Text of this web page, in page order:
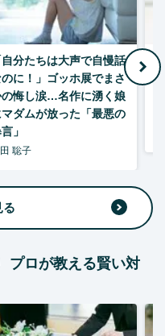
自分たちは大声で自慢話
に！」ゴッホ展でまさ
悔し涙…名作に湧く娘
マダムが放った「最悪の
」
聡子
る
プロが教える賢い対